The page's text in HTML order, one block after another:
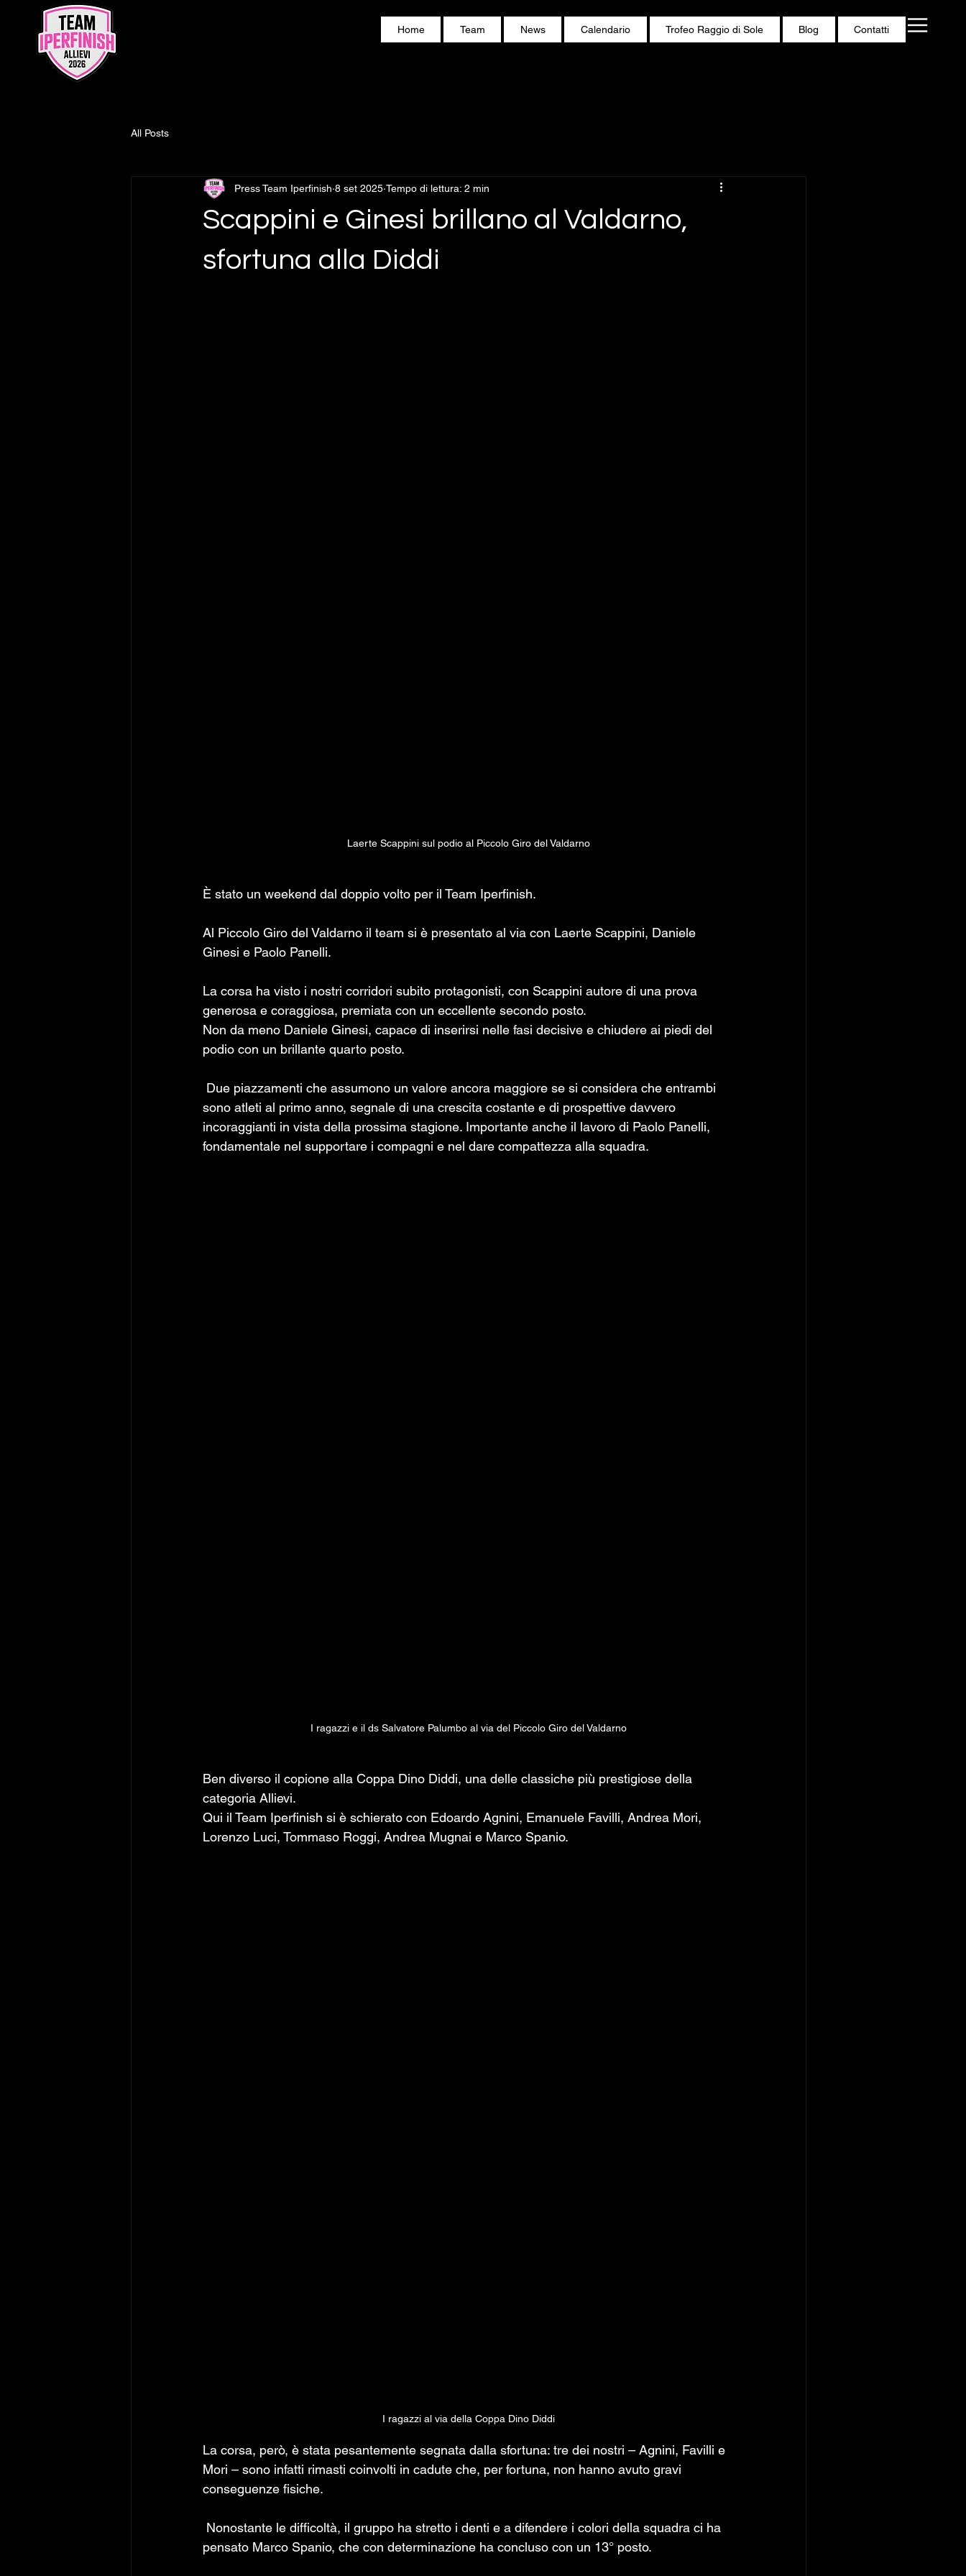
Home Team News Calendario Trofeo Raggio di Sole Blog Contatti
All Posts
Scappini e Ginesi brillano al Valdarno,
sfortuna alla Diddi
Press Team Iperfinish 8 set 2025 Tempo di lettura: 2 min
Laerte Scappini sul podio al Piccolo Giro del Valdarno
È stato un weekend dal doppio volto per il Team Iperfinish.
Al Piccolo Giro del Valdarno il team si è presentato al via con Laerte Scappini, Daniele
Ginesi e Paolo Panelli.
La corsa ha visto i nostri corridori subito protagonisti, con Scappini autore di una prova
generosa e coraggiosa, premiata con un eccellente secondo posto.
Non da meno Daniele Ginesi, capace di inserirsi nelle fasi decisive e chiudere ai piedi del
podio con un brillante quarto posto.
sono atleti al primo anno, segnale di una crescita costante e di prospettive davvero
incoraggianti in vista della prossima stagione. Importante anche il lavoro di Paolo Panelli,
fondamentale nel supportare i compagni e nel dare compattezza alla squadra.
I ragazzi e il ds Salvatore Palumbo al via del Piccolo Giro del Valdarno
Ben diverso il copione alla Coppa Dino Diddi, una delle classiche più prestigiose della
categoria Allievi.
Qui il Team Iperfinish si è schierato con Edoardo Agnini, Emanuele Favilli, Andrea Mori,
Lorenzo Luci, Tommaso Roggi, Andrea Mugnai e Marco Spanio.
I ragazzi al via della Coppa Dino Diddi
La corsa, però, è stata pesantemente segnata dalla sfortuna: tre dei nostri – Agnini, Favilli e
Mori – sono infatti rimasti coinvolti in cadute che, per fortuna, non hanno avuto gravi
conseguenze fisiche.
pensato Marco Spanio, che con determinazione ha concluso con un 13° posto.